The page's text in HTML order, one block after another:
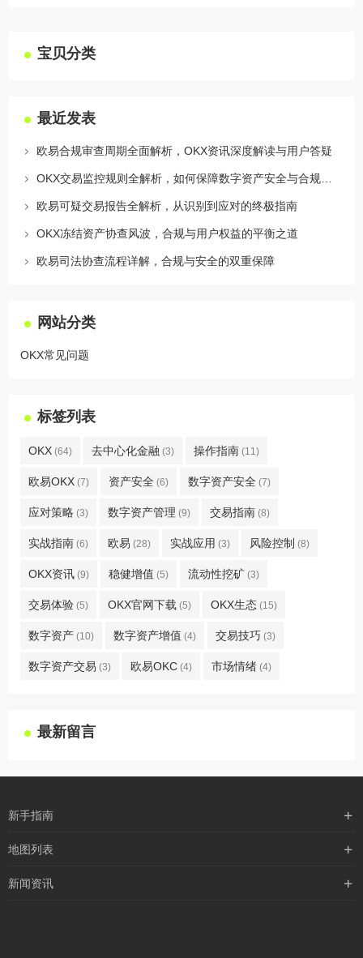
宝贝分类
最近发表
欧易合规审查周期全面解析，OKX资讯深度解读与用户答疑
欧易可疑交易报告全解析，从识别到应对的终极指南
OKX冻结资产协查风波，合规与用户权益的平衡之道
欧易司法协查流程详解，合规与安全的双重保障
网站分类
OKX常见问题
标签列表
OKX (64) 去中心化金融 (3) 操作指南 (11)
欧易OKX (7) 资产安全 (6) 数字资产安全 (7)
应对策略 (3) 数字资产管理 (9) 交易指南 (8)
实战指南 (6) 欧易 (28) 实战应用 (3) 风险控制 (8)
OKX资讯 (9) 稳健增值 (5) 流动性挖矿 (3)
交易体验 (5) OKX官网下载 (5) OKX生态 (15)
数字资产 (10) 数字资产增值 (4) 交易技巧 (3)
数字资产交易 (3) 欧易OKC (4) 市场情绪 (4)
最新留言
新手指南
购买流程
地图列表
最新文章
新闻资讯